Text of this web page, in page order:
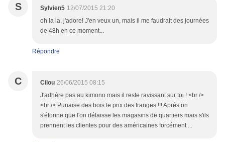
S Sylvien5 12/07/2015 21:20
oh la la, j'adore! J'en veux un, mais il me faudrait des journées
de 48h en ce moment...
Répondre
C Cilou 26/06/2015 08:15
J'adhère pas au kimono mais il reste ravissant sur toi ! <br />
<br /> Punaise des bois le prix des franges !!! Après on
s'étonne que l'on délaisse les magasins de quartiers mais s'ils
prennent les clientes pour des américaines forcément ...